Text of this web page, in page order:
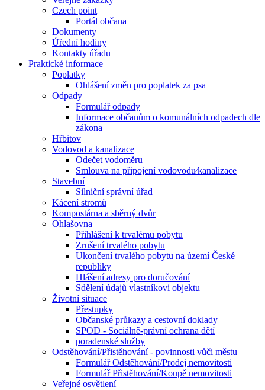
Czech point
Portál občana
Dokumenty
Úřední hodiny
Kontakty úřadu
Praktické informace
Poplatky
Ohlášení změn pro poplatek za psa
Odpady
Formulář odpady
Informace občanům o komunálních odpadech dle
zákona
Hřbitov
Vodovod a kanalizace
Odečet vodoměru
Smlouva na připojení vodovodu⁄kanalizace
Stavební
Silniční správní úřad
Kácení stromů
Kompostárna a sběrný dvůr
Ohlašovna
Přihlášení k trvalému pobytu
Zrušení trvalého pobytu
Ukončení trvalého pobytu na území České
republiky
Hlášení adresy pro doručování
Sdělení údajů vlastníkovi objektu
Životní situace
Přestupky
Občanské průkazy a cestovní doklady
SPOD - Sociálně-právní ochrana dětí
poradenské služby
Odstěhování/Přistěhování - povinnosti vůči městu
Formulář Odstěhování/Prodej nemovitosti
Formulář Přistěhování/Koupě nemovitosti
Veřejné osvětlení